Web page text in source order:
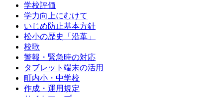
学校評価
学力向上にむけて
いじめ防止基本方針
松小の歴史「沿革」
校歌
警報・緊急時の対応
タブレット端末の活用
町内小・中学校
作成・運用規定